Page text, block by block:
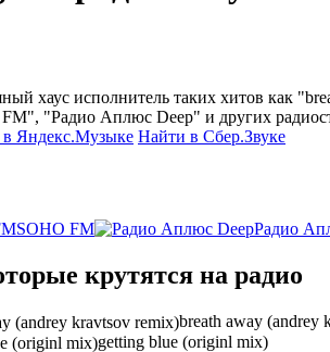
хаус исполнитель таких хитов как
"Радио Аплюс Deep" и других
Яндекс.Музыке Найти в Сбер.Звуке
SOHO FM Радио
крутятся на радио
breath away (andrey
getting blue (originl mix)